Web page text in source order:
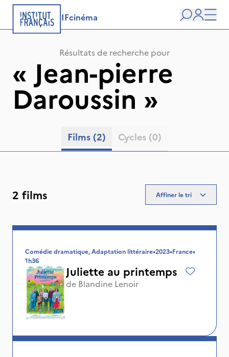
IFcinéma
user
Résultats de recherche pour
« Jean-pierre
Daroussin »
Films (2) Cycles (0)
2 films Affiner le tri
Comédie dramatique, Adaptation littéraire•2023•France•
1h36
Juliette au printemps
de Blandine Lenoir